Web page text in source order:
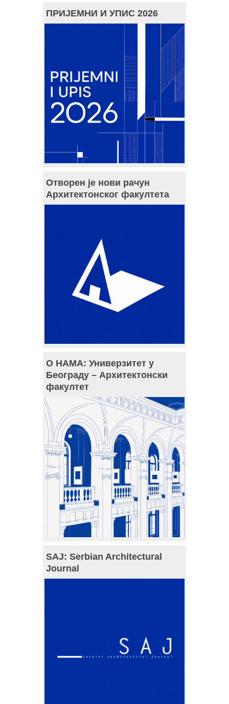
ПРИЈЕМНИ И УПИС 2026
Отворен је нови рачун
Архитектонског факултета
О НАМА: Универзитет у
Београду – Архитектонски
факултет
SAJ: Serbian Architectural
Journal